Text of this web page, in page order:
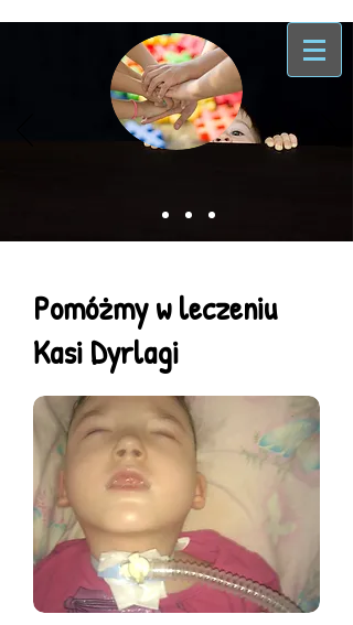
Pomóżmy w leczeniu
Kasi Dyrlagi